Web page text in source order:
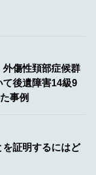
傷性頚部症候群
後遺障害14級9
事例
証明するにはど